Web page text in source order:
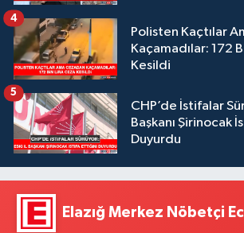
Polisten Kaçtılar
Kaçamadılar: 172
Kesildi
4
CHP’de İstifalar
Başkanı Şirinocak
Duyurdu
5
Elazığ Merkez Nöbetçi